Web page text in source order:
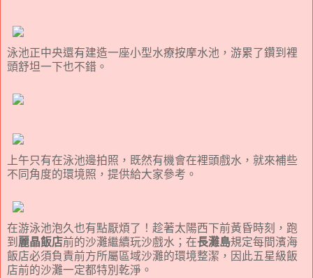
泳池正中央還有建造一座小型水療按摩水池，游累了鑽到裡
頭舒坦一下也不錯。
上午只有在泳池邊拍照，既然有機會在裡頭戲水，就來補些
不同角度的環境照，提供給大家參考。
在游泳池泡久也有點厭煩了！趁著太陽西下前黃昏時刻，跑
到 麗晶飯店前的沙灘繼續玩沙戲水；在長灘島規定每間濱海
飯店必須負責前方所屬區域沙灘的環境整潔，因此五星級飯
店前的沙灘一定都特別乾淨。